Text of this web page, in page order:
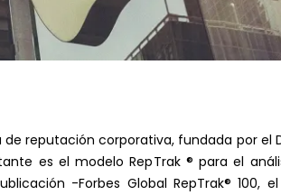
reputación corporativa, fundada por el
es el modelo RepTrak ® para el
-Forbes Global RepTrak® 100,